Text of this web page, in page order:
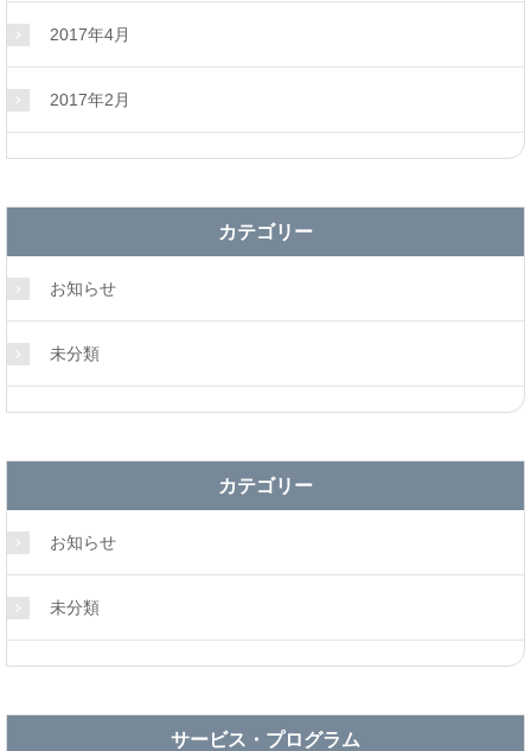
2017年4月
2017年2月
カテゴリー
お知らせ
未分類
カテゴリー
お知らせ
未分類
サービス・プログラム